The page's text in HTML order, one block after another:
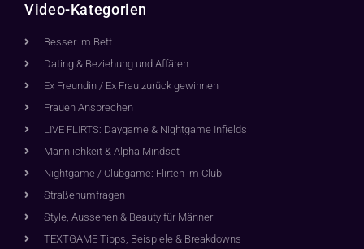
Video-Kategorien
Besser im Bett
Dating & Beziehung und Affären
Ex Freundin / Ex Frau zurück gewinnen
Frauen Ansprechen
LIVE FLIRTS: Daygame & Nightgame Infields
Männlichkeit & Alpha Mindset
Nightgame / Clubgame: Flirten im Club
Straßenumfragen
Style, Aussehen & Beauty für Männer
TEXTGAME Tipps, Beispiele & Breakdowns